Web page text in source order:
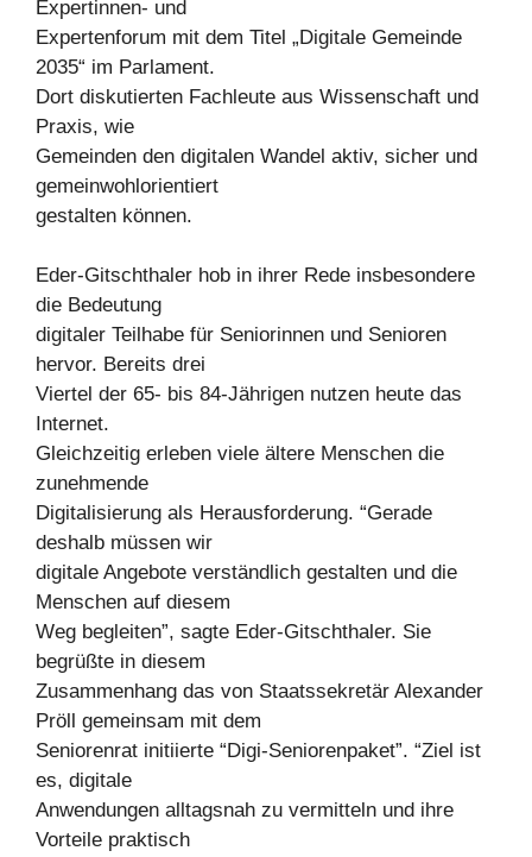
Expertinnen- und
Expertenforum mit dem Titel „Digitale Gemeinde
2035“ im Parlament.
Dort diskutierten Fachleute aus Wissenschaft und
Praxis, wie
Gemeinden den digitalen Wandel aktiv, sicher und
gemeinwohlorientiert
gestalten können.
Eder-Gitschthaler hob in ihrer Rede insbesondere
die Bedeutung
digitaler Teilhabe für Seniorinnen und Senioren
hervor. Bereits drei
Viertel der 65- bis 84-Jährigen nutzen heute das
Internet.
Gleichzeitig erleben viele ältere Menschen die
zunehmende
Digitalisierung als Herausforderung. “Gerade
deshalb müssen wir
digitale Angebote verständlich gestalten und die
Menschen auf diesem
Weg begleiten”, sagte Eder-Gitschthaler. Sie
begrüßte in diesem
Zusammenhang das von Staatssekretär Alexander
Pröll gemeinsam mit dem
Seniorenrat initiierte “Digi-Seniorenpaket”. “Ziel ist
es, digitale
Anwendungen alltagsnah zu vermitteln und ihre
Vorteile praktisch